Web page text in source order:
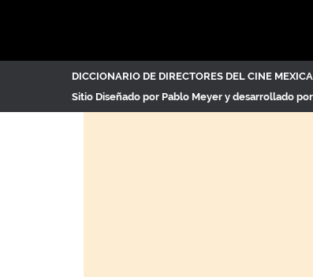
DICCIONARIO DE DIRECTORES DEL CINE
Sitio Diseñado por Pablo Meyer y desarrollado